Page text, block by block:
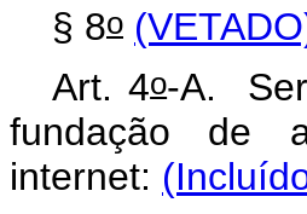
§ 8o
Art. 4o-A.
fundação de
internet: